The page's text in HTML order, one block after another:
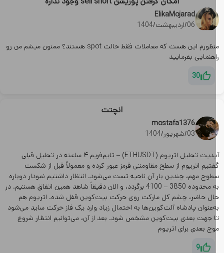
ElikaMojarad
06/اردیبهشت/1404
منظورم این هست که معاملات فقط حالت spot هستند؟ ممنون میشم من رو
بفرمایید
30
انچتت
mostafa1376
03/شهریور/1404
آپدیت تحلیل اتریوم (ETHUSDT) – تایم‌فریم ۴ ساعته در تحلیل قبلی
اتریوم از سطح مقاومتی قرمز عبور کرده و معمولاً قبل از شکست
مهم، چندین بار آن ناحیه تست می‌شود. انتظار داشتیم نمودار دوباره
به محدوده 3850 – 4100 برگردد، و الان دقیقاً شاهد همین اتفاق هستیم. در
حاضر، چشم کل مارکت روی حرکت بیت‌کوین قفل شده. اتریوم هم
پادشاه آلت‌کوین‌ها به احتمال زیاد وارد یک فاز حرکت ساید می‌شود
جهت بعدی بیت‌کوین مشخص شود. بعد از آن، می‌توانیم انتظار شروع
بعدی برای اتریوم
9